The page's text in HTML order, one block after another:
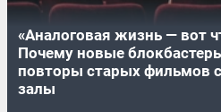
«Аналоговая жизнь — вот
Почему новые
повторы старых фильмов
залы